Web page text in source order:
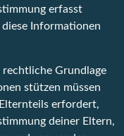
erfasst
Informationen
Grundlage
stützen müssen
erfordert,
deiner Eltern,